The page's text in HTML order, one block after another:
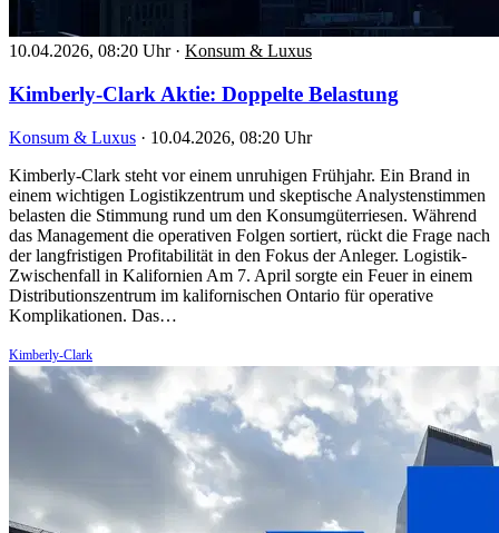
10.04.2026, 08:20 Uhr · Konsum & Luxus
Kimberly-Clark Aktie: Doppelte Belastung
Konsum & Luxus · 10.04.2026, 08:20 Uhr
Kimberly-Clark steht vor einem unruhigen Frühjahr. Ein Brand in
einem wichtigen Logistikzentrum und skeptische Analystenstimmen
belasten die Stimmung rund um den Konsumgüterriesen. Während
das Management die operativen Folgen sortiert, rückt die Frage nach
der langfristigen Profitabilität in den Fokus der Anleger. Logistik-
Zwischenfall in Kalifornien Am 7. April sorgte ein Feuer in einem
Distributionszentrum im kalifornischen Ontario für operative
Komplikationen. Das…
Kimberly-Clark